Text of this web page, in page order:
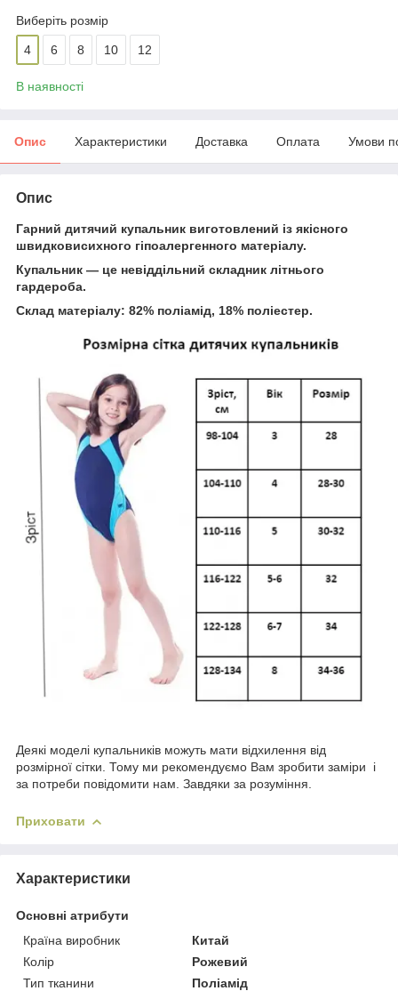
Виберіть розмір
4 6 8 10 12
В наявності
Опис Характеристики Доставка Оплата Умови
Опис
Гарний дитячий купальник виготовлений із якісного
швидковисихного гіпоалергенного матеріалу.
Купальник — це невіддільний складник літнього
гардероба.
Склад матеріалу: 82% поліамід, 18% поліестер.
Деякі моделі купальників можуть мати відхилення від
розмірної сітки. Тому ми рекомендуємо Вам зробити заміри і
за потреби повідомити нам. Завдяки за розуміння.
Приховати
Характеристики
Основні атрибути
Країна виробник
Китай
Колір
Рожевий
Тип тканини
Поліамід